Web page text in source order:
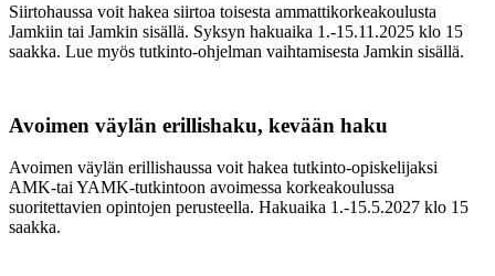
Siirtohaussa voit hakea siirtoa toisesta ammattikorkeakoulusta
Jamkiin tai Jamkin sisällä. Syksyn hakuaika 1.-15.11.2025 klo 15
saakka. Lue myös tutkinto-ohjelman vaihtamisesta Jamkin sisällä.
Avoimen väylän erillishaku, kevään haku
Avoimen väylän erillishaussa voit hakea tutkinto-opiskelijaksi
AMK-tai YAMK-tutkintoon avoimessa korkeakoulussa
suoritettavien opintojen perusteella. Hakuaika 1.-15.5.2027 klo 15
saakka.